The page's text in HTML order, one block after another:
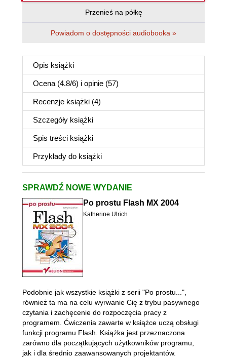
Przenieś na półkę
Powiadom o dostępności audiobooka »
Opis książki
Ocena (4.8/6) i opinie (57)
Recenzje książki (4)
Szczegóły książki
Spis treści książki
Przykłady do książki
SPRAWDŹ NOWE WYDANIE
Po prostu Flash MX 2004
Katherine Ulrich
Podobnie jak wszystkie książki z serii "Po prostu...",
również ta ma na celu wyrwanie Cię z trybu pasywnego
czytania i zachęcenie do rozpoczęcia pracy z
programem. Ćwiczenia zawarte w książce uczą obsługi
funkcji programu Flash. Książka jest przeznaczona
zarówno dla początkujących użytkowników programu,
jak i dla średnio zaawansowanych projektantów.